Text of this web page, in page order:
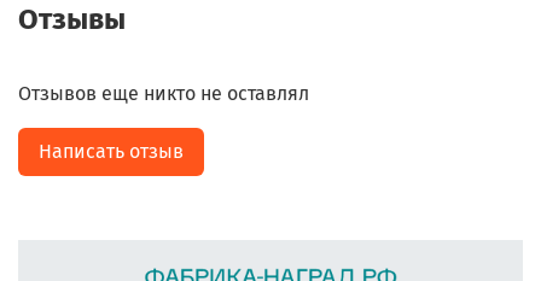
Отзывы
Отзывов еще никто не оставлял
Написать отзыв